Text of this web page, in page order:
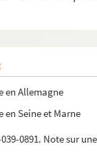
en Allemagne
en Seine et Marne
039-0891. Note sur